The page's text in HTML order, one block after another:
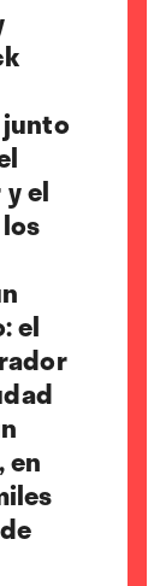
el
el
en